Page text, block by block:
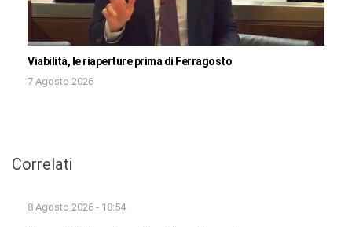
Viabilità, le riaperture prima di Ferragosto
7 Agosto 2026
Correlati
8 Agosto 2026 - 18:54